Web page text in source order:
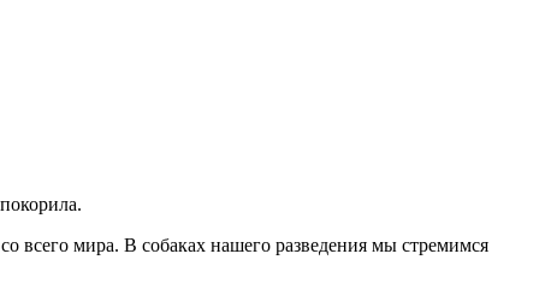
всего мира. В собаках нашего разведения мы стремимся